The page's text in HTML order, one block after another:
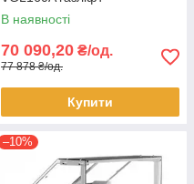
В наявності
70 090,20 ₴/од.
77 878 ₴/од.
Купити
–10%